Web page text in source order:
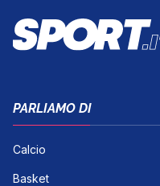
PARLIAMO DI
Calcio
Basket